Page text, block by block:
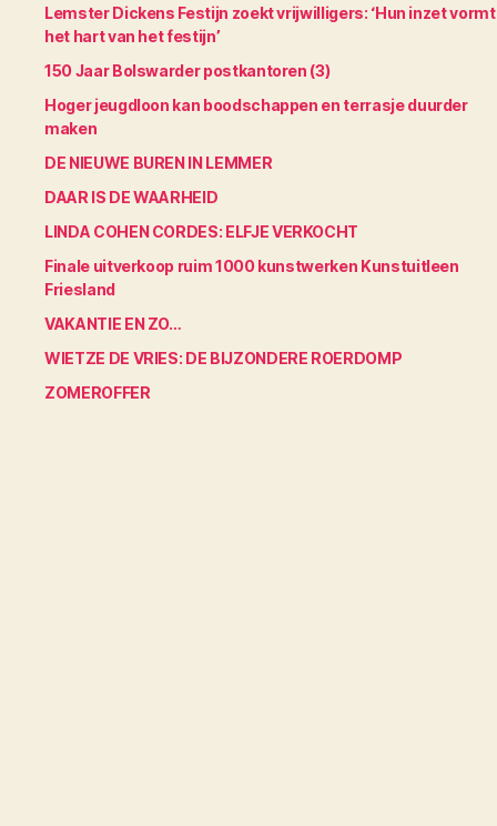
Lemster Dickens Festijn zoekt vrijwilligers: ‘Hun inzet vormt
het hart van het festijn’
150 Jaar Bolswarder postkantoren (3)
Hoger jeugdloon kan boodschappen en terrasje duurder
maken
DE NIEUWE BUREN IN LEMMER
DAAR IS DE WAARHEID
LINDA COHEN CORDES: ELFJE VERKOCHT
Finale uitverkoop ruim 1000 kunstwerken Kunstuitleen
Friesland
VAKANTIE EN ZO…
WIETZE DE VRIES: DE BIJZONDERE ROERDOMP
ZOMEROFFER